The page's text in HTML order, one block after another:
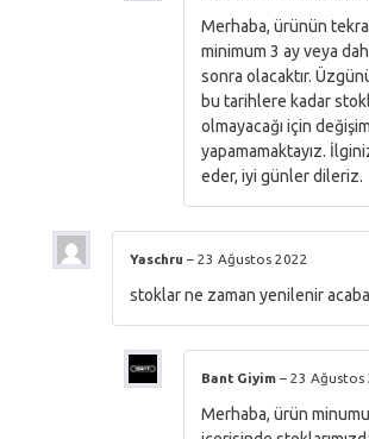
Merhaba, ürünün
minimum 3 ay veya
sonra olacaktır.
bu tarihlere kadar
olmayacağı için
yapamamaktayız.
eder, iyi günler dileriz.
Yaschru – 23 Ağustos 2022
stoklar ne zaman yenilenir
Bant Giyim – 23 Ağustos
Merhaba, ürün